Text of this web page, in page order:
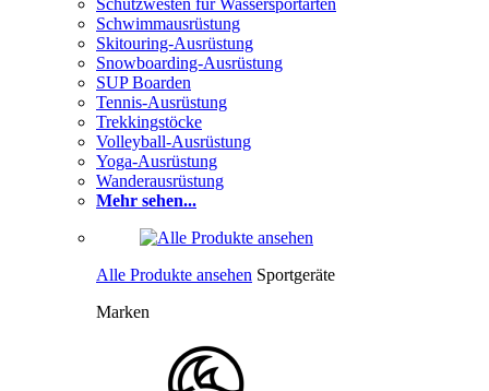
Schutzwesten für Wassersportarten
Schwimmausrüstung
Skitouring-Ausrüstung
Snowboarding-Ausrüstung
SUP Boarden
Tennis-Ausrüstung
Trekkingstöcke
Volleyball-Ausrüstung
Yoga-Ausrüstung
Wanderausrüstung
Mehr sehen...
Alle Produkte ansehen Sportgeräte
Marken